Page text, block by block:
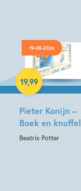
19-08-2026
Pieter Konijn –
Boek en knuffel
Beatrix Potter
19,99
Hardcover